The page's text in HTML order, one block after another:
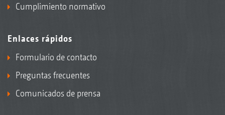
Cumplimiento normativo
Enlaces rápidos
Formulario de contacto
Preguntas frecuentes
Comunicados de prensa